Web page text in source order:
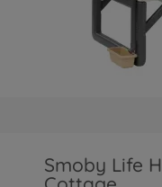
Smoby Life